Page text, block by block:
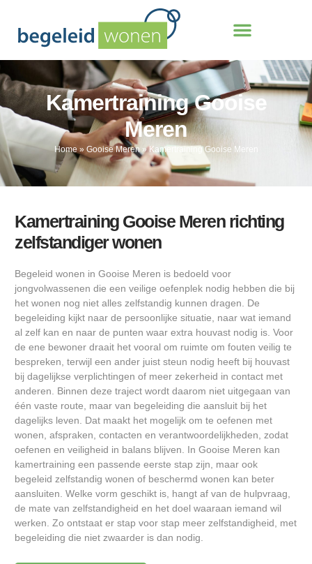
Kamertraining Gooise
Meren
Home» Gooise Meren»Kamertraining Gooise Meren
Kamertraining Gooise Meren richting
zelfstandiger wonen
Begeleid wonen in Gooise Meren is bedoeld voor
jongvolwassenen die een veilige oefenplek nodig hebben die bij
het wonen nog niet alles zelfstandig kunnen dragen. De
begeleiding kijkt naar de persoonlijke situatie, naar wat iemand
al zelf kan en naar de punten waar extra houvast nodig is. Voor
de ene bewoner draait het vooral om ruimte om fouten veilig te
bespreken, terwijl een ander juist steun nodig heeft bij houvast
bij dagelijkse verplichtingen of meer zekerheid in contact met
anderen. Binnen deze traject wordt daarom niet uitgegaan van
één vaste route, maar van begeleiding die aansluit bij het
dagelijks leven. Dat maakt het mogelijk om te oefenen met
wonen, afspraken, contacten en verantwoordelijkheden, zodat
oefenen en veiligheid in balans blijven. In Gooise Meren kan
kamertraining een passende eerste stap zijn, maar ook
begeleid zelfstandig wonen of beschermd wonen kan beter
aansluiten. Welke vorm geschikt is, hangt af van de hulpvraag,
de mate van zelfstandigheid en het doel waaraan iemand wil
werken. Zo ontstaat er stap voor stap meer zelfstandigheid, met
begeleiding die niet zwaarder is dan nodig.